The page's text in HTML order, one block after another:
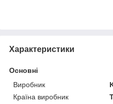
Характеристики
Основні
Виробник
Країна виробник